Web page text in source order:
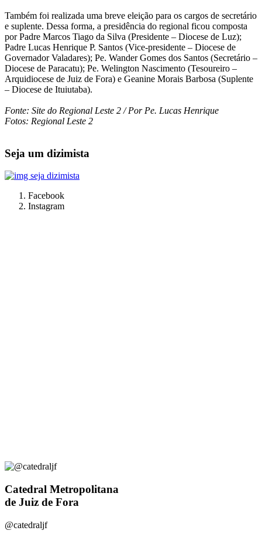
Também foi realizada uma breve eleição para os cargos de secretário
e suplente. Dessa forma, a presidência do regional ficou composta
por Padre Marcos Tiago da Silva (Presidente – Diocese de Luz);
Padre Lucas Henrique P. Santos (Vice-presidente – Diocese de
Governador Valadares); Pe. Wander Gomes dos Santos (Secretário –
Diocese de Paracatu); Pe. Welington Nascimento (Tesoureiro –
Arquidiocese de Juiz de Fora) e Geanine Morais Barbosa (Suplente
– Diocese de Ituiutaba).
Fonte: Site do Regional Leste 2 / Por Pe. Lucas Henrique
Fotos: Regional Leste 2
Seja um dizimista
Facebook
Instagram
Catedral Metropolitana
de Juiz de Fora
@catedraljf